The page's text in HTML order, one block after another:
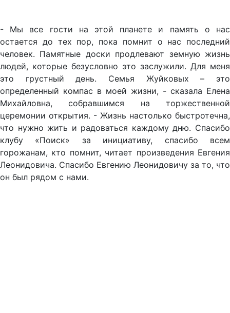
- Мы все гости на этой планете и память о нас
остается до тех пор, пока помнит о нас последний
человек. Памятные доски продлевают земную жизнь
людей, которые безусловно это заслужили. Для меня
это грустный день. Семья Жуйковых – это
определенный компас в моей жизни, - сказала Елена
Михайловна, собравшимся на торжественной
церемонии открытия. - Жизнь настолько быстротечна,
что нужно жить и радоваться каждому дню. Спасибо
клубу «Поиск» за инициативу, спасибо всем
горожанам, кто помнит, читает произведения Евгения
Леонидовича. Спасибо Евгению Леонидовичу за то, что
он был рядом с нами.